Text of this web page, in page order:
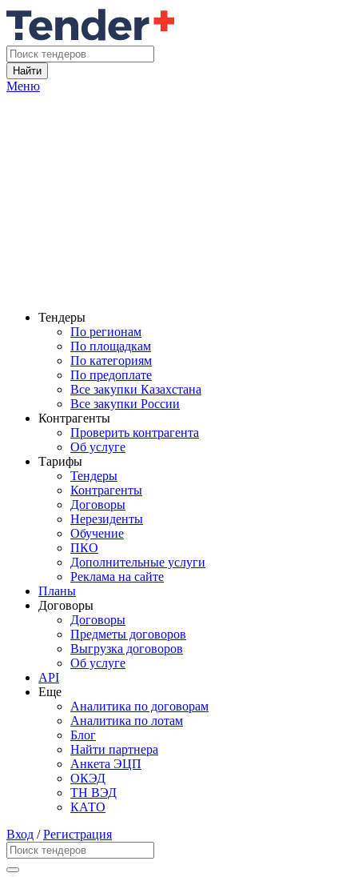
Найти
Меню
Тендеры
По регионам
По площадкам
По категориям
По предоплате
Все закупки Казахстана
Все закупки России
Контрагенты
Проверить контрагента
Об услуге
Тарифы
Тендеры
Контрагенты
Договоры
Нерезиденты
Обучение
ПКО
Дополнительные услуги
Реклама на сайте
Планы
Договоры
Договоры
Предметы договоров
Выгрузка договоров
Об услуге
API
Еще
Аналитика по договорам
Аналитика по лотам
Блог
Найти партнера
Анкета ЭЦП
ОКЭД
ТН ВЭД
КАТО
Вход /Регистрация